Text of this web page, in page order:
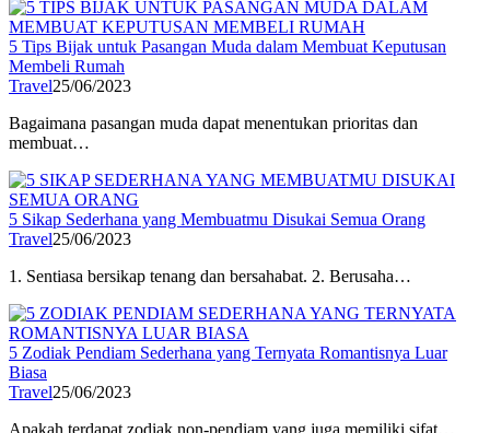
5 Tips Bijak untuk Pasangan Muda dalam Membuat Keputusan
Membeli Rumah
Travel25/06/2023
Bagaimana pasangan muda dapat menentukan prioritas dan
membuat…
5 Sikap Sederhana yang Membuatmu Disukai Semua Orang
Travel25/06/2023
1. Sentiasa bersikap tenang dan bersahabat. 2. Berusaha…
5 Zodiak Pendiam Sederhana yang Ternyata Romantisnya Luar
Biasa
Travel25/06/2023
Apakah terdapat zodiak non-pendiam yang juga memiliki sifat…